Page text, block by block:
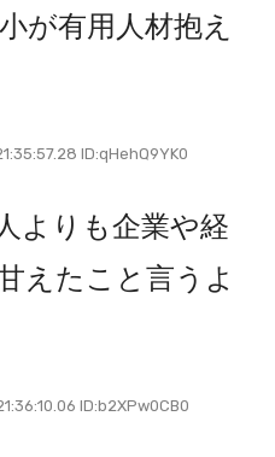
が有用人材抱え
ID:qHehQ9YK0
よりも企業や経
えたこと言うよ
ID:b2XPw0CB0